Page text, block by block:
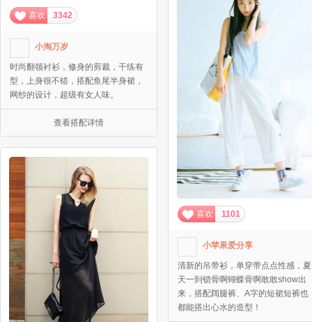
喜欢 3342
小淘万岁
时尚翻领衬衫，修身的剪裁，干练有
型，上身很不错，搭配鱼尾半身裙，
网纱的设计，超级有女人味。
查看搭配详情
喜欢 1101
小苹果爱分享
清新的吊带衫，单穿带点点性感，夏
天一到锁骨啊蝴蝶骨啊敢敢show出
来，搭配阔腿裤、A字的短裙短裤也
都能搭出心水的造型！